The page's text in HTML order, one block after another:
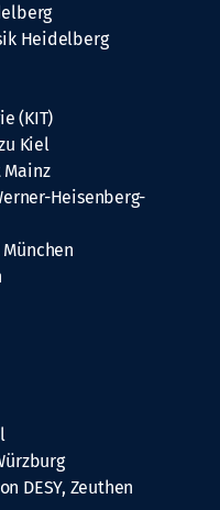
Heidelberg
(KIT)
Kiel
Heisenberg-
DESY, Zeuthen